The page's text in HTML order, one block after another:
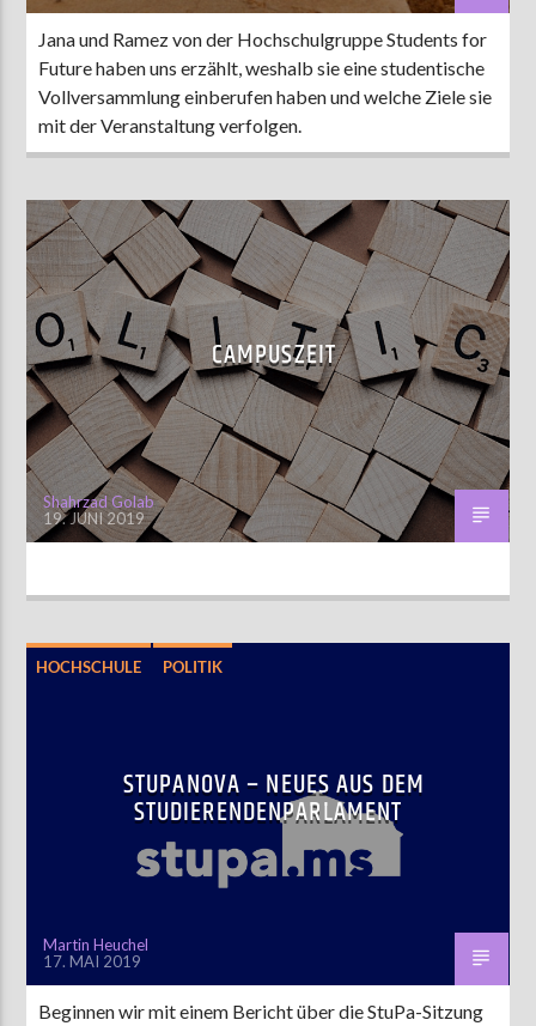
Jana und Ramez von der Hochschulgruppe Students for
Future haben uns erzählt, weshalb sie eine studentische
Vollversammlung einberufen haben und welche Ziele sie
mit der Veranstaltung verfolgen.
CAMPUSZEIT
Shahrzad Golab
19. JUNI 2019
HOCHSCHULE POLITIK
STUPANOVA – NEUES AUS DEM
STUDIERENDENPARLAMENT
Martin Heuchel
17. MAI 2019
Beginnen wir mit einem Bericht über die StuPa-Sitzung